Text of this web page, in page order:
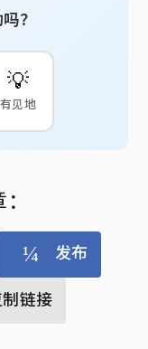
？
💡
有见地
发布
链接